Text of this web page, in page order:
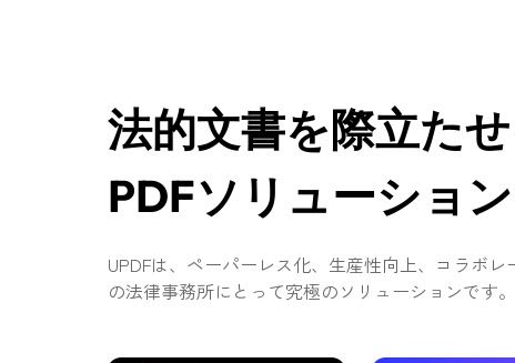
法的文書を際立た
PDFソリューション
UPDFは、ペーパーレス化、生産性向上、コラボ
の法律事務所にとって究極のソリューションです。